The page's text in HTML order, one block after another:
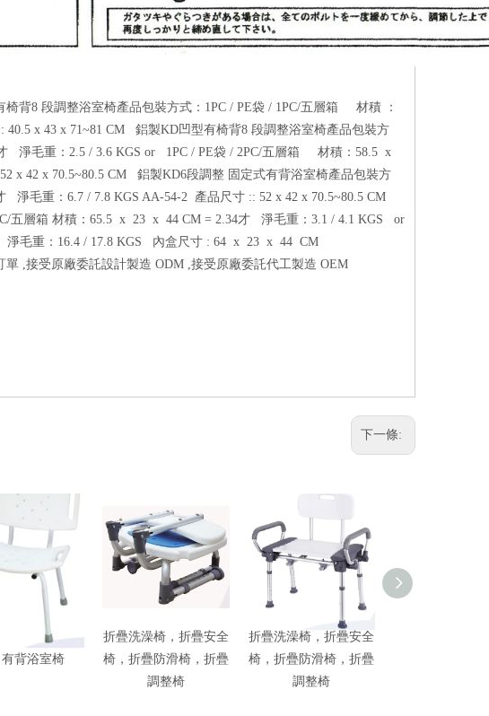
背8 段調整浴室椅產品包裝方式：1PC / PE袋 / 1PC/五層箱 材積 ：
x 43 x 71~81 CM 鋁製KD凹型有椅背8 段調整浴室椅產品包裝方
淨毛重：2.5 / 3.6 KGS or 1PC / PE袋 / 2PC/五層箱 材積：58.5 x
x 42 x 70.5~80.5 CM 鋁製KD6段調整 固定式有背浴室椅產品包裝方
毛重：6.7 / 7.8 KGS AA-54-2 產品尺寸 :: 52 x 42 x 70.5~80.5 CM
五層箱 材積：65.5 x 23 x 44 CM = 2.34才 淨毛重：3.1 / 4.1 KGS or
毛重：16.4 / 17.8 KGS 內盒尺寸 : 64 x 23 x 44 CM
,接受原廠委託設計製造 ODM ,接受原廠委託代工製造 OEM
下一條:
椅，有背洗澡
背浴室椅
折疊洗澡椅，折疊安全
椅，折疊防滑椅，折疊
調整椅
折疊洗澡椅，折疊安全
椅，折疊防滑椅，折疊
調整椅